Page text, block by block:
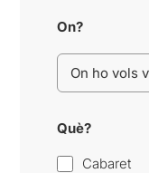
On?
Què?
Cabaret